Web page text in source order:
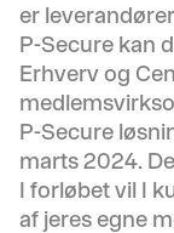
er
P-Secure kan
Erhverv og
P-Secure
marts 2024.
I forløbet vil I
af jeres egne